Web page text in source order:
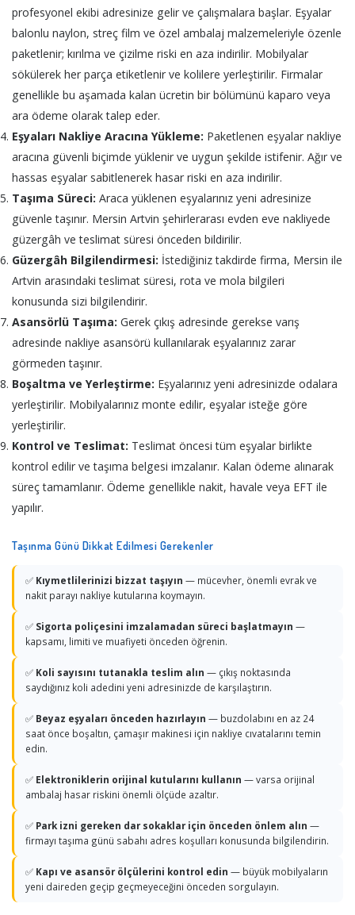
profesyonel ekibi adresinize gelir ve çalışmalara başlar. Eşyalar
balonlu naylon, streç film ve özel ambalaj malzemeleriyle özenle
paketlenir; kırılma ve çizilme riski en aza indirilir. Mobilyalar
sökülerek her parça etiketlenir ve kolilere yerleştirilir. Firmalar
genellikle bu aşamada kalan ücretin bir bölümünü kaparo veya
ara ödeme olarak talep eder.
Eşyaları Nakliye Aracına Yükleme: Paketlenen eşyalar nakliye
aracına güvenli biçimde yüklenir ve uygun şekilde istifenir. Ağır ve
hassas eşyalar sabitlenerek hasar riski en aza indirilir.
Taşıma Süreci: Araca yüklenen eşyalarınız yeni adresinize
güvenle taşınır. Mersin Artvin şehirlerarası evden eve nakliyede
güzergâh ve teslimat süresi önceden bildirilir.
Güzergâh Bilgilendirmesi: İstediğiniz takdirde firma, Mersin ile
Artvin arasındaki teslimat süresi, rota ve mola bilgileri
konusunda sizi bilgilendirir.
Asansörlü Taşıma: Gerek çıkış adresinde gerekse varış
adresinde nakliye asansörü kullanılarak eşyalarınız zarar
görmeden taşınır.
Boşaltma ve Yerleştirme: Eşyalarınız yeni adresinizde odalara
yerleştirilir. Mobilyalarınız monte edilir, eşyalar isteğe göre
yerleştirilir.
Kontrol ve Teslimat: Teslimat öncesi tüm eşyalar birlikte
kontrol edilir ve taşıma belgesi imzalanır. Kalan ödeme alınarak
süreç tamamlanır. Ödeme genellikle nakit, havale veya EFT ile
yapılır.
Taşınma Günü Dikkat Edilmesi Gerekenler
✅ Kıymetlilerinizi bizzat taşıyın — mücevher, önemli evrak ve
nakit parayı nakliye kutularına koymayın.
✅ Sigorta poliçesini imzalamadan süreci başlatmayın —
kapsamı, limiti ve muafiyeti önceden öğrenin.
✅ Koli sayısını tutanakla teslim alın — çıkış noktasında
saydığınız koli adedini yeni adresinizde de karşılaştırın.
✅ Beyaz eşyaları önceden hazırlayın — buzdolabını en az 24
saat önce boşaltın, çamaşır makinesi için nakliye cıvatalarını temin
edin.
✅ Elektroniklerin orijinal kutularını kullanın — varsa orijinal
ambalaj hasar riskini önemli ölçüde azaltır.
✅ Park izni gereken dar sokaklar için önceden önlem alın —
firmayı taşıma günü sabahı adres koşulları konusunda bilgilendirin.
✅ Kapı ve asansör ölçülerini kontrol edin — büyük mobilyaların
yeni daireden geçip geçmeyeceğini önceden sorgulayın.